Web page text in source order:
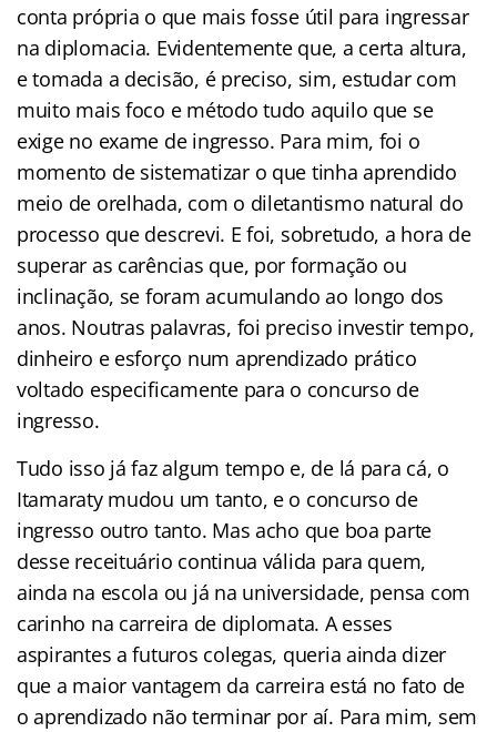
conta própria o que mais fosse útil para ingressar
na diplomacia. Evidentemente que, a certa altura,
e tomada a decisão, é preciso, sim, estudar com
muito mais foco e método tudo aquilo que se
exige no exame de ingresso. Para mim, foi o
momento de sistematizar o que tinha aprendido
meio de orelhada, com o diletantismo natural do
processo que descrevi. E foi, sobretudo, a hora de
superar as carências que, por formação ou
inclinação, se foram acumulando ao longo dos
anos. Noutras palavras, foi preciso investir tempo,
dinheiro e esforço num aprendizado prático
voltado especificamente para o concurso de
ingresso.
Tudo isso já faz algum tempo e, de lá para cá, o
Itamaraty mudou um tanto, e o concurso de
ingresso outro tanto. Mas acho que boa parte
desse receituário continua válida para quem,
ainda na escola ou já na universidade, pensa com
carinho na carreira de diplomata. A esses
aspirantes a futuros colegas, queria ainda dizer
que a maior vantagem da carreira está no fato de
o aprendizado não terminar por aí. Para mim, sem